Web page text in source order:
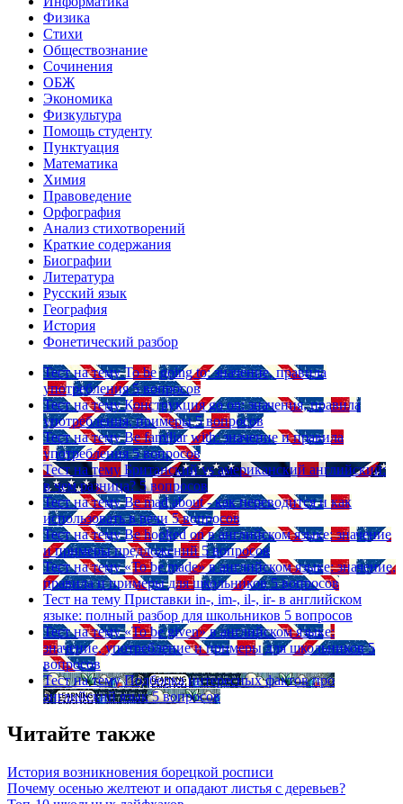
Физика
Стихи
Обществознание
Сочинения
ОБЖ
Экономика
Физкультура
Помощь студенту
Пунктуация
Математика
Химия
Правоведение
Орфография
Анализ стихотворений
Краткие содержания
Биографии
Литература
Русский язык
География
История
Фонетический разбор
Тест на тему To be going to: значение, правила
употребления 5 вопросов
Тест на тему Конструкция go on: значения, правила
употребления, примеры 5 вопросов
Тест на тему Be familiar with: значение и правила
употребления 5 вопросов
Тест на тему Британский vs американский английский:
в чем разница? 5 вопросов
Тест на тему Be mad about - как переводится и как
использовать в речи 5 вопросов
Тест на тему Be hooked on в английском языке: значение
и примеры предложений 5 вопросов
Тест на тему «To be made» в английском языке: значение,
правила и примеры для школьников 5 вопросов
Тест на тему Приставки in-, im-, il-, ir- в английском
языке: полный разбор для школьников 5 вопросов
Тест на тему «To be given» в английском языке:
значение, употребление и примеры для школьников 5
вопросов
Тест на тему Подборка интересных фактов про
английский язык 5 вопросов
Читайте также
История возникновения борецкой росписи
Почему осенью желтеют и опадают листья с деревьев?